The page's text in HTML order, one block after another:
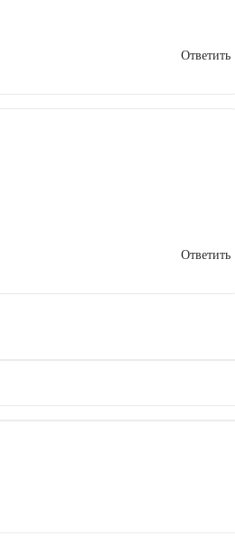
Ответить
Ответить